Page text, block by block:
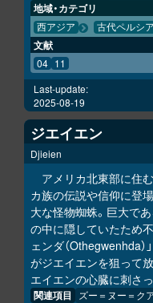
地域・カテゴリ
西アジア 古代ペルシ
文献
04 11
Last-update:
2025-08-19
ジエイエン
Djieien
アメリカ北東部に住
カ族の伝説や信仰に登
大な怪物蜘蛛。巨大で
の中に隠していたため
ェンダ（Othegwenhda
がジエイエンを狙って
エイエンの心臓に刺さ
関連項目 ズー＝ヌー＝ク